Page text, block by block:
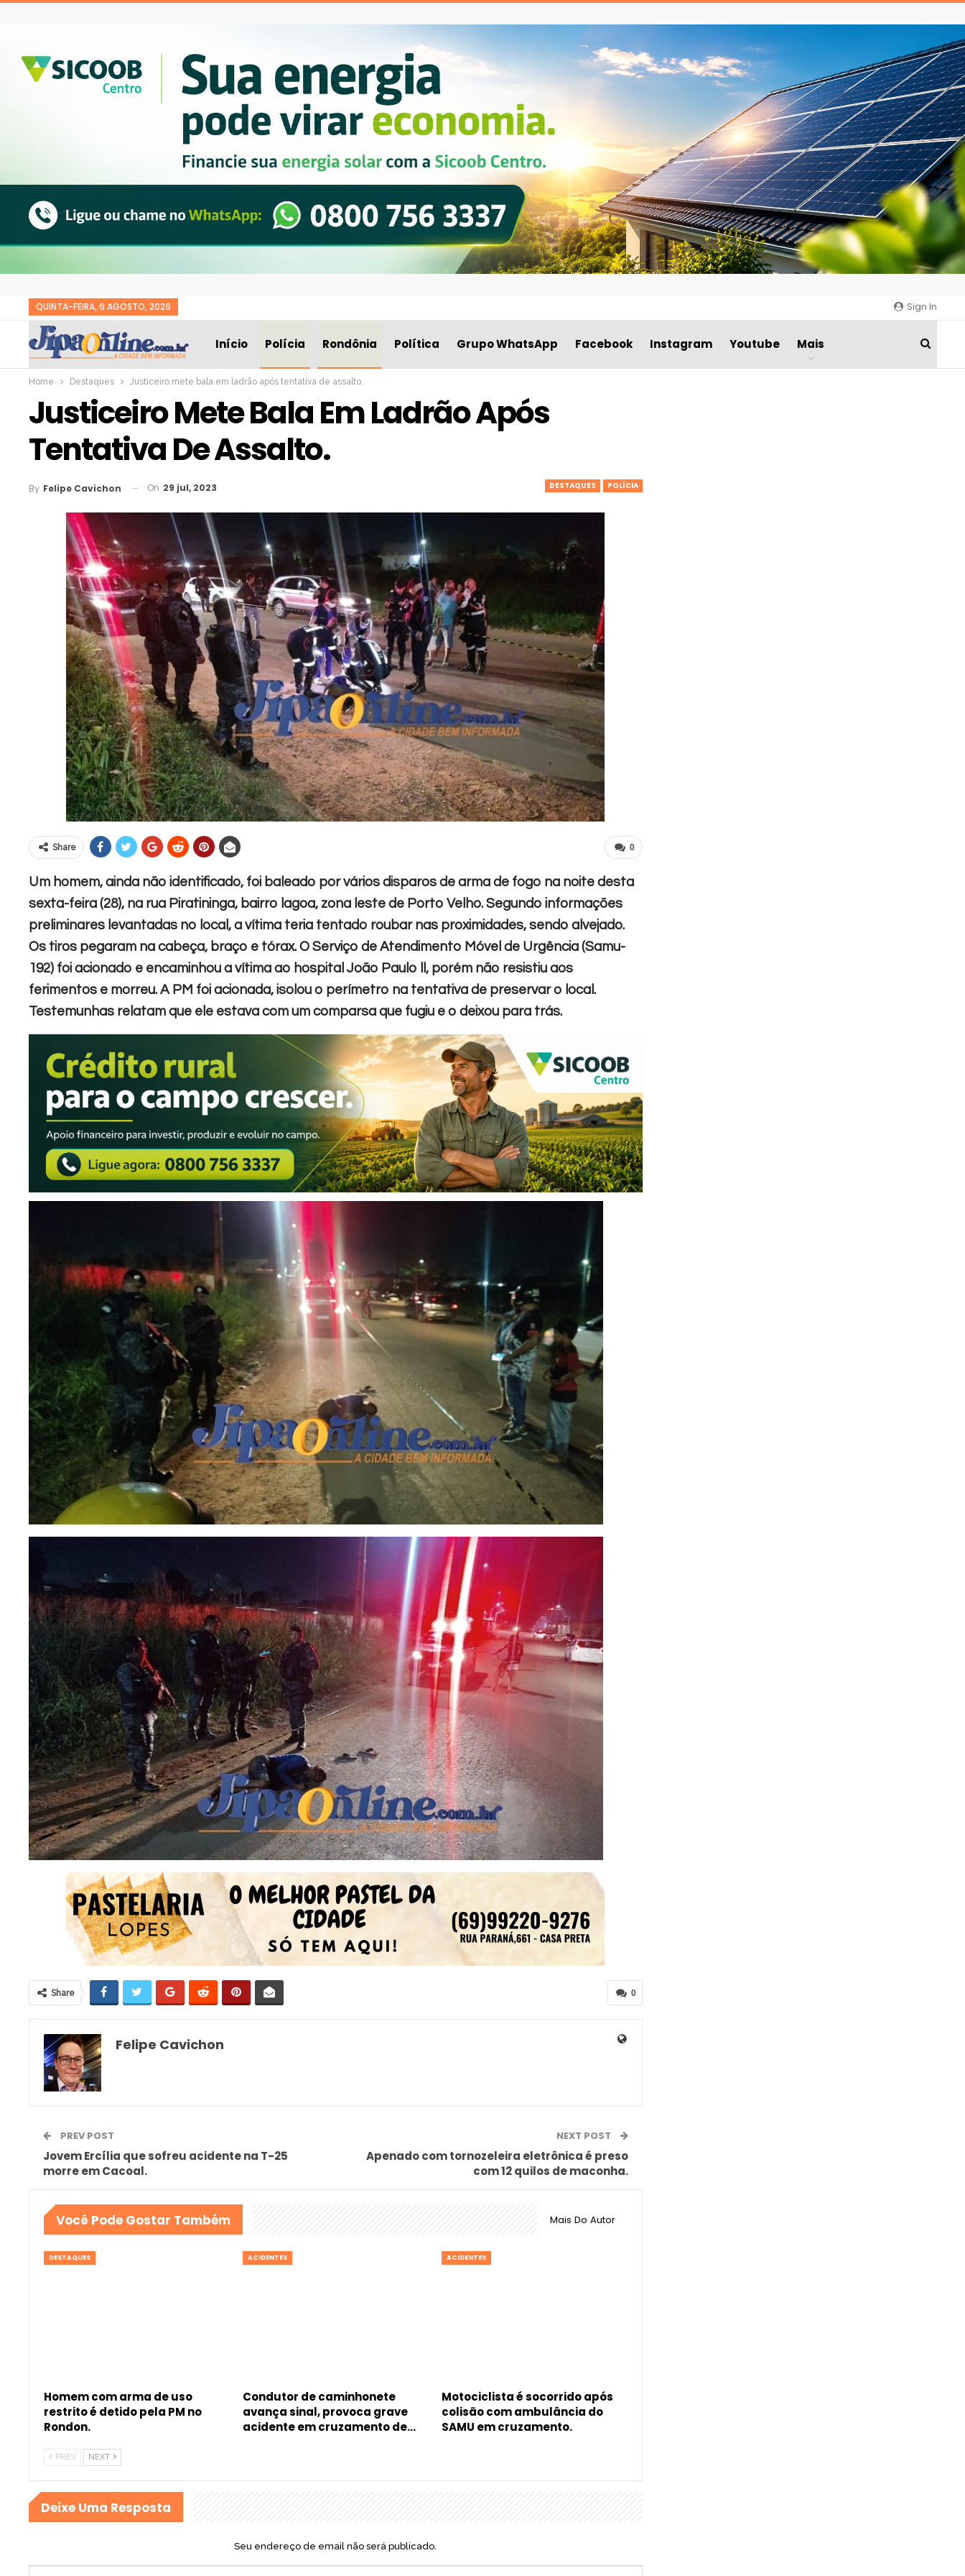
Sign In
QUINTA-FEIRA, 6 AGOSTO, 2026
Início Polícia Rondônia Política Grupo WhatsApp Facebook Instagram Youtube Mais
Home Destaques Justiceiro mete bala em ladrão após tentativa de assalto.
Justiceiro Mete Bala Em Ladrão Após
Tentativa De Assalto.
DESTAQUES POLÍCIA
By Felipe Cavichon On 29 jul, 2023
0
Share
Um homem, ainda não identificado, foi baleado por vários disparos de arma de fogo na noite desta
sexta-feira (28), na rua Piratininga, bairro lagoa, zona leste de Porto Velho. Segundo informações
preliminares levantadas no local, a vítima teria tentado roubar nas proximidades, sendo alvejado.
Os tiros pegaram na cabeça, braço e tórax. O Serviço de Atendimento Móvel de Urgência (Samu-
192) foi acionado e encaminhou a vítima ao hospital João Paulo ll, porém não resistiu aos
ferimentos e morreu. A PM foi acionada, isolou o perímetro na tentativa de preservar o local.
Testemunhas relatam que ele estava com um comparsa que fugiu e o deixou para trás.
0
Share
Felipe Cavichon
PREV POST
Jovem Ercília que sofreu acidente na T-25
morre em Cacoal.
NEXT POST
Apenado com tornozeleira eletrônica é preso
com 12 quilos de maconha.
Você Pode Gostar Também Mais Do Autor
DESTAQUES
Homem com arma de uso
restrito é detido pela PM no
Rondon.
ACIDENTES
Condutor de caminhonete
avança sinal, provoca grave
acidente em cruzamento de…
ACIDENTES
Motociclista é socorrido após
colisão com ambulância do
SAMU em cruzamento.
PREV NEXT
Deixe Uma Resposta
Seu endereço de email não será publicado.